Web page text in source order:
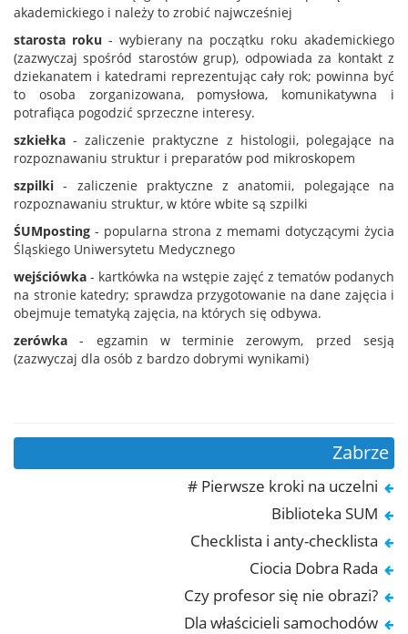
akademickiego i należy to zrobić najwcześniej
starosta roku - wybierany na początku roku akademickiego
(zazwyczaj spośród starostów grup), odpowiada za kontakt z
dziekanatem i katedrami reprezentując cały rok; powinna być
to osoba zorganizowana, pomysłowa, komunikatywna i
potrafiąca pogodzić sprzeczne interesy.
szkiełka - zaliczenie praktyczne z histologii, polegające na
rozpoznawaniu struktur i preparatów pod mikroskopem
szpilki - zaliczenie praktyczne z anatomii, polegające na
rozpoznawaniu struktur, w które wbite są szpilki
ŚUMposting - popularna strona z memami dotyczącymi życia
Śląskiego Uniwersytetu Medycznego
wejściówka - kartkówka na wstępie zajęć z tematów podanych
na stronie katedry; sprawdza przygotowanie na dane zajęcia i
obejmuje tematyką zajęcia, na których się odbywa.
zerówka - egzamin w terminie zerowym, przed sesją
(zazwyczaj dla osób z bardzo dobrymi wynikami)
Zabrze
# Pierwsze kroki na uczelni
Biblioteka SUM
Checklista i anty-checklista
Ciocia Dobra Rada
Czy profesor się nie obrazi?
Dla właścicieli samochodów